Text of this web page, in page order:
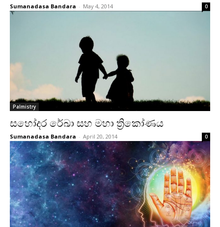
Sumanadasa Bandara - May 4, 2014 0
Palmistry
සහෝදර රේඛා සහ මහා ත්‍රිකෝණය
Sumanadasa Bandara - April 20, 2014 0